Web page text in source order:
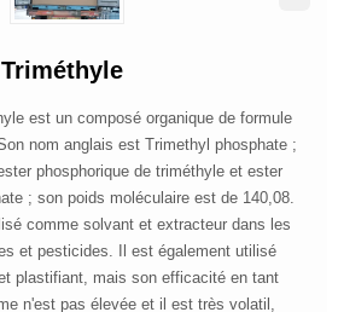
est un composé organique de formule
nom anglais est Trimethyl phosphate ;
phosphorique de triméthyle et ester
; son poids moléculaire est de 140,08.
comme solvant et extracteur dans les
et pesticides. Il est également utilisé
plastifiant, mais son efficacité en tant
n'est pas élevée et il est très volatil,